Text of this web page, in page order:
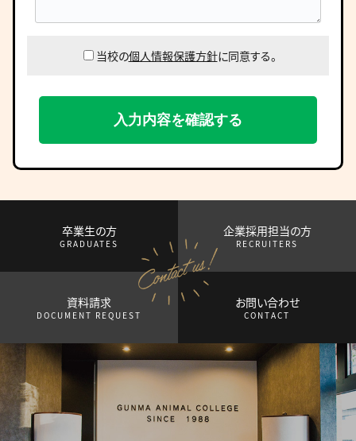
当校の個人情報保護方針に同意する。
卒業生の方
GRADUATES
企業採用担当の方
RECRUITERS
資料請求
DOCUMENT REQUEST
お問い合わせ
CONTACT